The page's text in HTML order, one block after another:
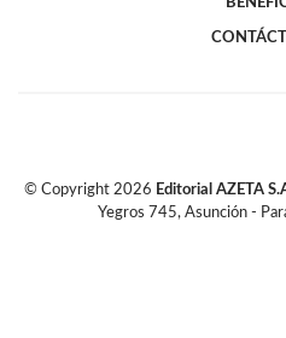
© Copyright 2026 Editorial AZETA
Yegros 745, Asunción -